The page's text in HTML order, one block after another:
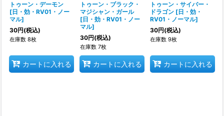
トゥーン・デーモン
[日・効・RV01・ノー
マル]
30円(税込)
在庫数 8枚
カートに入れる
トゥーン・ブラック・
マジシャン・ガール
[日・効・RV01・ノー
マル]
30円(税込)
在庫数 7枚
カートに入れる
トゥーン・サイバー・
ドラゴン [日・効・
RV01・ノーマル]
30円(税込)
在庫数 9枚
カートに入れる